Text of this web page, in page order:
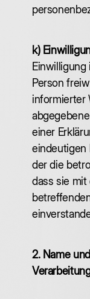
k)
Person
informierter
einer
eindeutigen
der die
dass sie mit
2. Name